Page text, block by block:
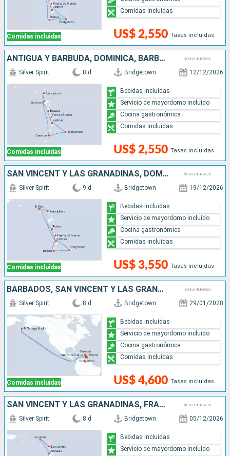
Comidas incluidas US$ 2,550 Tasas incluidas
Comidas incluidas
ANTIGUA Y BARBUDA, DOMINICA, BARBADOS, SAN VINCENT Y LAS GRANADINAS, SANTA LUCIA, FRANCIA
Comidas incluidas
Silver Spirit 8 d Bridgetown 12/12/2026
US$ 2,550 Tasas incluidas
Bebidas incluidas
Servicio de mayordomo incluido
Cocina gastronómica
Comidas incluidas
SAN VINCENT Y LAS GRANADINAS, DOMINICA, ANTIGUA Y BARBUDA, SANTA LUCIA, BARBADOS
Comidas incluidas
Silver Spirit 9 d Bridgetown 19/12/2026
US$ 3,550 Tasas incluidas
Bebidas incluidas
Servicio de mayordomo incluido
Cocina gastronómica
Comidas incluidas
BARBADOS, SAN VINCENT Y LAS GRANADINAS, FRANCIA, DOMINICA, GRENADA, SANTA LUCIA
Comidas incluidas
Silver Spirit 8 d Bridgetown 29/01/2028
US$ 4,600 Tasas incluidas
Bebidas incluidas
Servicio de mayordomo incluido
Cocina gastronómica
Comidas incluidas
SAN VINCENT Y LAS GRANADINAS, FRANCIA, ANTIGUA Y BARBUDA, SANTA LUCIA, BARBADOS
Silver Spirit 8 d Bridgetown 05/12/2026
Bebidas incluidas
Servicio de mayordomo incluido